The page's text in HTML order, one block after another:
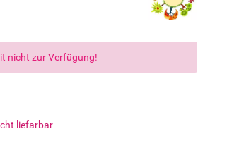
nicht zur Verfügung!
liefarbar